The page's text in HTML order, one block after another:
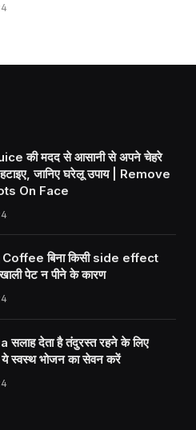
की मदद से आसानी से अपने चेहरे
जानिए घरेलू उपाय | Remove
On Face
बिना किसी side effect
पेट न पीने के कारण
देता है तंदुरस्त रहने के लिए
स्वस्थ भोजन का सेवन करें